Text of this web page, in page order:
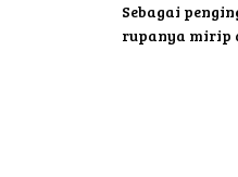
Sebagai
rupanya mirip